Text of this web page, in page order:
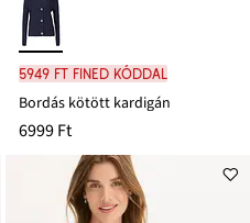
5949 Ft FINED kóddal
Bordás kötött kardigán
6999 Ft